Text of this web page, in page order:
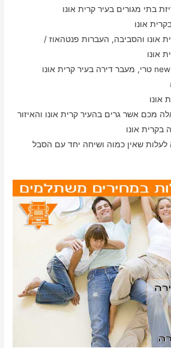
בתי מגורים בעיר קרית אונו
אונו
אונו והסביבה, העברות פנטהאוז /
אונו
בית עם גינה new line טרי, מעבר דירה בעיר קרית אונו
אונו
מכם אשר גרים בהעיר קרית אונו והאיזור
בקרית אונו
לעלות שאין כמוה ושיחה יחד עם הסבל